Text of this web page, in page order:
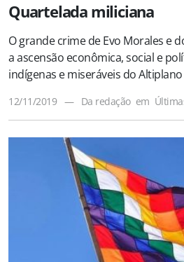
Quartelada miliciana
O grande crime de Evo Morales e
a ascensão econômica, social e
indígenas e miseráveis do
12/11/2019 — Da redação em